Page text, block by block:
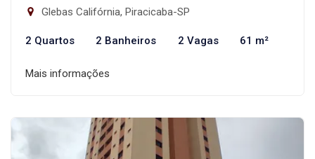
Glebas Califórnia, Piracicaba-SP
2 Quartos 2 Banheiros 2 Vagas 61 m²
Mais informações